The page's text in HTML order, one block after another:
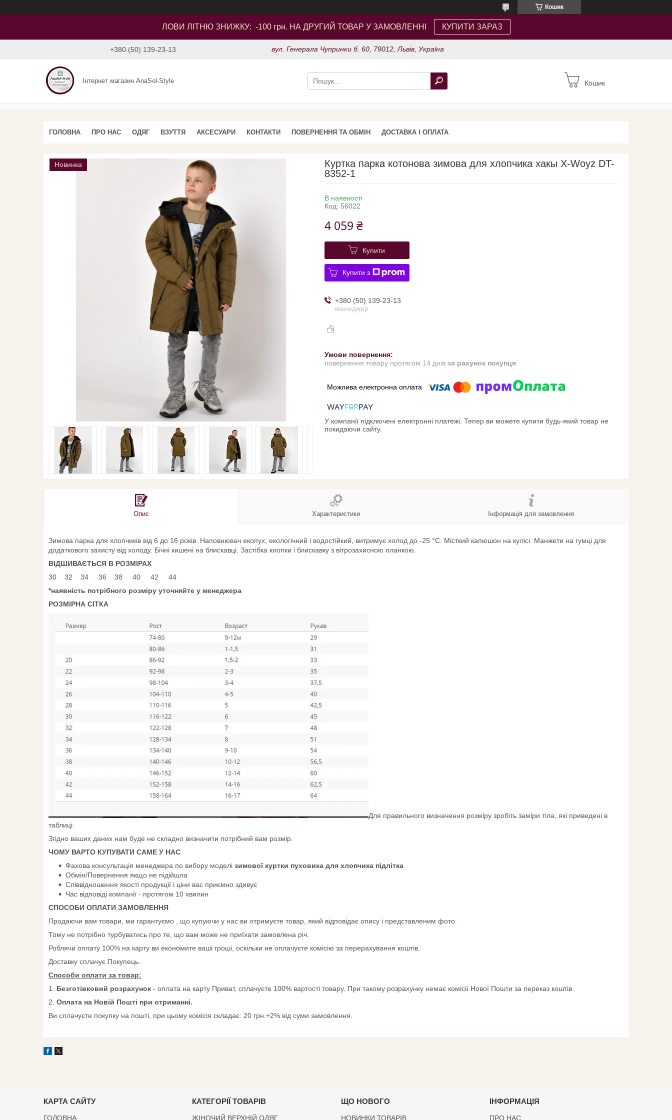
Кошик
ЛОВИ ЛІТНЮ ЗНИЖКУ: -100 грн. НА ДРУГИЙ ТОВАР У ЗАМОВЛЕННІ КУПИТИ ЗАРАЗ
+380 (50) 139-23-13 вул. Генерала Чупринки б. 60, 79012, Львів, Україна
Інтернет магазин AnaSol-Style Кошик
ГОЛОВНА ПРО НАС ОДЯГ ВЗУТТЯ АКСЕСУАРИ КОНТАКТИ ПОВЕРНЕННЯ ТА ОБМІН ДОСТАВКА І ОПЛАТА
Новинка
Куртка парка котонова зимова для хлопчика хакы X-Woyz DT-
8352-1
В наявності
Код: 56022
4 059 ₴
Купити
Купити з
+380 (50) 139-23-13
менеджер
повернення товару протягом 14 днів за рахунок покупця
У компанії підключені електронні платежі. Тепер ви можете купити будь-який товар не
покидаючи сайту.
Опис Характеристики Інформація для замовлення
Зимова парка для хлопчиків від 6 до 16 років. Наповнювач екопух, екологічний і водостійкий, витримує холод до -25 °C. Місткий капюшон на кулісі. Манжети на гумці для
додаткового захисту від холоду. Бічні кишені на блискавці. Застібка кнопки і блискавку з вітрозахисною планкою.
ВІДШИВАЄТЬСЯ В РОЗМІРАХ
30 32 34 36 38 40 42 44
*наявність потрібного розміру уточняйте у менеджера
РОЗМІРНА СІТКА
Для правильного визначення розміру зробіть заміри тіла, які приведені в
таблиці.
Згідно ваших даних нам буде не складно визначити потрібний вам розмір.
ЧОМУ ВАРТО КУПУВАТИ САМЕ У НАС
Фахова консультація менеджера по вибору моделі зимової куртки пуховика для хлопчика підлітка
Обмін/Повернення якщо не підійшла
Співвідношення якості продукції і ціни вас приємно здивує
Час відповіді компанії - протягом 10 хвилин
СПОСОБИ ОПЛАТИ ЗАМОВЛЕННЯ
Продаючи вам товари, ми гарантуємо , що купуючи у нас ви отримуєте товар, який відповідає опису і представленим фото.
Тому не потрібно турбуватись про те, що вам може не приїхати замовлена річ.
Роблячи оплату 100% на карту ви економите ваші гроші, оскільки не оплачуєте комісію за перерахування коштів.
Доставку сплачує Покупець.
Способи оплати за товар:
1. Безготівковий розрахунок - оплата на карту Приват, сплачуєте 100% вартості товару. При такому розрахунку немає комісії Нової Пошти за переказ коштів.
2. Оплата на Новій Пошті при отриманні.
Ви сплачуєте покупку на пошті, при цьому комісія складає: 20 грн.+2% від суми замовлення.
КАРТА САЙТУ
ГОЛОВНА
КАТЕГОРІЇ ТОВАРІВ
ЖІНОЧИЙ ВЕРХНІЙ ОДЯГ
ЩО НОВОГО
НОВИНКИ ТОВАРІВ
ІНФОРМАЦІЯ
ПРО НАС